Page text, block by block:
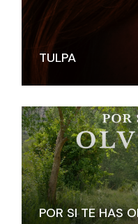
TULPA
POR SI TE HAS